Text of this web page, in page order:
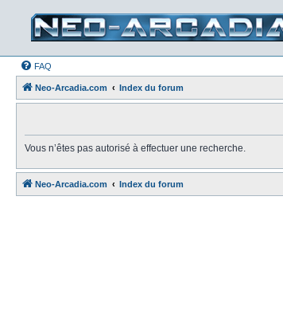
FAQ
Neo-Arcadia.com Index du forum
Vous n’êtes pas autorisé à effectuer une recherche.
Neo-Arcadia.com Index du forum